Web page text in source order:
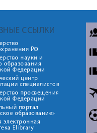
ССЫЛКИ
РФ
науки и
образования
Федерации
центр
специалистов
просвещения
Федерации
портал
образование»
электронная
Elibrary